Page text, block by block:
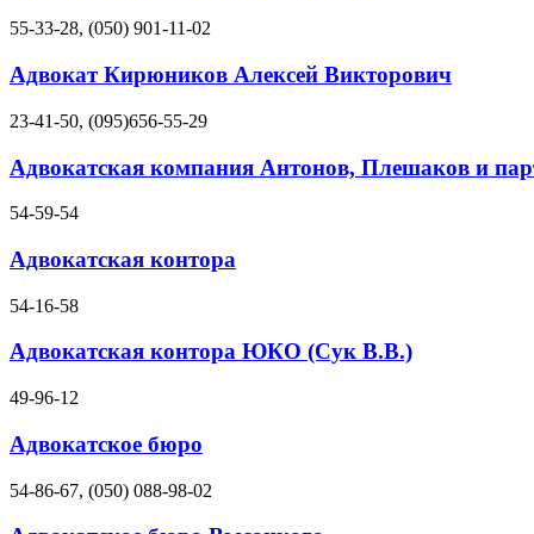
55-33-28, (050) 901-11-02
Адвокат Кирюников Алексей Викторович
23-41-50, (095)656-55-29
Адвокатская компания Антонов, Плешаков и
54-59-54
Адвокатская контора
54-16-58
Адвокатская контора ЮКО (Сук В.В.)
49-96-12
Адвокатское бюро
54-86-67, (050) 088-98-02